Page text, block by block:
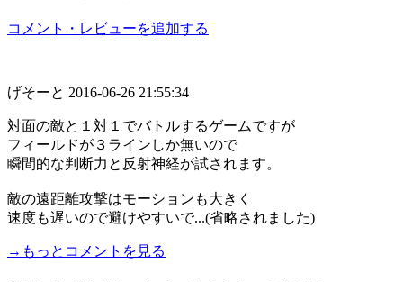
コメント・レビューを追加する
げそーと 2016-06-26 21:55:34
対面の敵と１対１でバトルするゲームですが
フィールドが３ラインしか無いので
瞬間的な判断力と反射神経が試されます。
敵の遠距離攻撃はモーションも大きく
速度も遅いので避けやすいで...(省略されました)
→もっとコメントを見る